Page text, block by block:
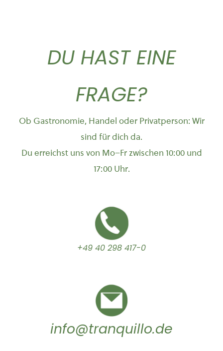
DU HAST EINE
FRAGE?
Ob Gastronomie, Handel oder Privatperson: Wir
sind für dich da.
Du erreichst uns von Mo–Fr zwischen 10:00 und
17:00 Uhr.
+49 40 298 417-0
info@tranquillo.de